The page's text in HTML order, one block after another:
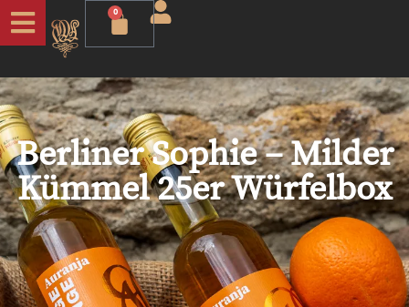
0
Berliner Sophie – Milder
Kümmel 25er Würfelbox